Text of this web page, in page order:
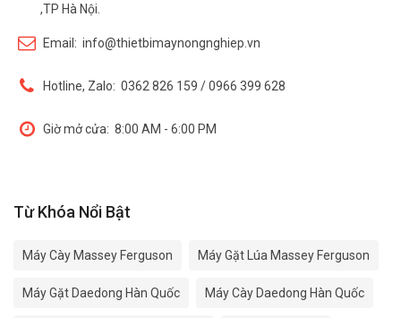
,TP Hà Nội.
Email: info@thietbimaynongnghiep.vn
Hotline, Zalo: 0362 826 159 / 0966 399 628
Giờ mở cửa: 8:00 AM - 6:00 PM
Từ Khóa Nổi Bật
Máy Cày Massey Ferguson Máy Gặt Lúa Massey Ferguson
Máy Gặt Daedong Hàn Quốc Máy Cày Daedong Hàn Quốc